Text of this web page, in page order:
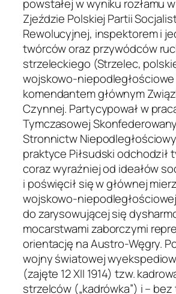
powstałej w wyniku rozłamu
Zjeździe Polskiej Partii
Rewolucyjnej, inspektorem i
twórców oraz przywódców
strzeleckiego (Strzelec,
wojskowo-niepodległościowe
komendantem głównym
Czynnej. Partycypował w
Tymczasowej
Stronnictw
praktyce Piłsudski odchodził
coraz wyraźniej od ideałów
i poświęcił się w głównej
wojskowo-
do zarysowującej się
mocarstwami zaborczymi
orientację na Austro-Węgry.
wojny światowej
(zajęte 12 XII 1914) tzw.
strzelców („kadrówka”) i –